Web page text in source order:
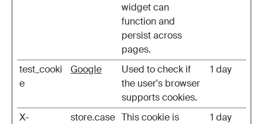
widget can
function and
persist across
pages.
test_cooki
e
Google
Used to check if
the user's browser
supports cookies.
1 day
X-
store.case This cookie is
1 day